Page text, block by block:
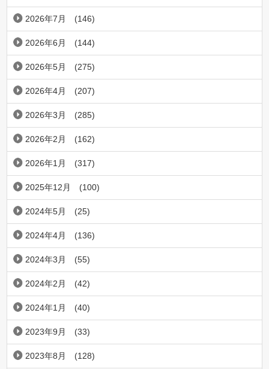
2026年7月 (146)
2026年6月 (144)
2026年5月 (275)
2026年4月 (207)
2026年3月 (285)
2026年2月 (162)
2026年1月 (317)
2025年12月 (100)
2024年5月 (25)
2024年4月 (136)
2024年3月 (55)
2024年2月 (42)
2024年1月 (40)
2023年9月 (33)
2023年8月 (128)